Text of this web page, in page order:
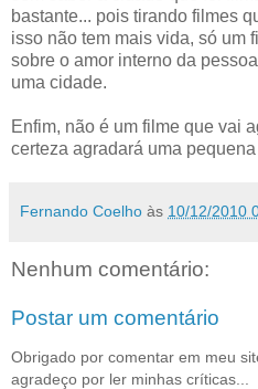
bastante... pois tirando filmes
isso não tem mais vida, só um
sobre o amor interno da
uma cidade.
Enfim, não é um filme que vai
certeza agradará uma
Fernando Coelho às 10/12/2010
Nenhum comentário:
Postar um comentário
Obrigado por comentar em meu
agradeço por ler minhas críticas...